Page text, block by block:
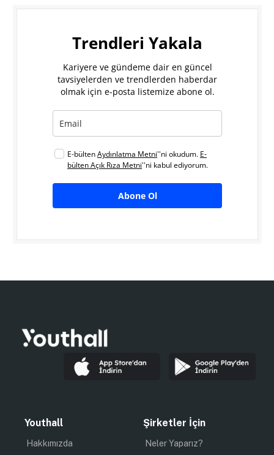
Trendleri Yakala
Kariyere ve gündeme dair en güncel
tavsiyelerden ve trendlerden haberdar
olmak için e-posta listemize abone ol.
E-bültenAydınlatma Metni''ni okudum. E-
bülten Açık Rıza Metni''ni kabul ediyorum.
Abone Ol
Youthall
Hakkımızda
Şirketler İçin
Neler Yaparız?